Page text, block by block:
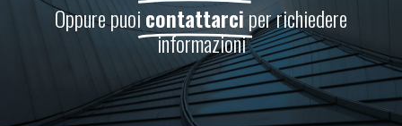
Oppure puoicontattarciper richiedere
informazioni